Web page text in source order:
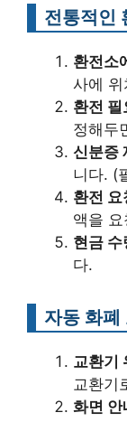
전통적인
환전소
사에
환전 필
정해두
신분증
니다. (
환전 요
액을
현금 수
다.
자동 화폐
교환기
교환기
화면 안